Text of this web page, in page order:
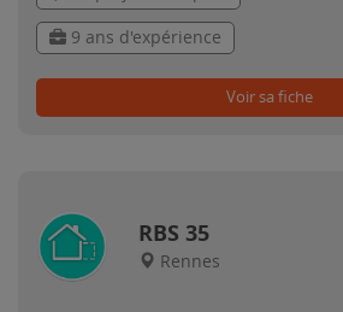
9 ans d'expérience
Voir sa fiche
RBS 35
Rennes